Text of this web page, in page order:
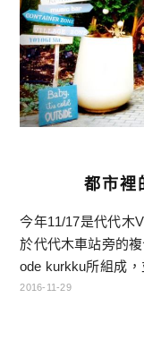
都市
今年11/17是代代木
於代代木車站旁的
ode kurkku所組成
相當低調，稍不注
2016-11-29